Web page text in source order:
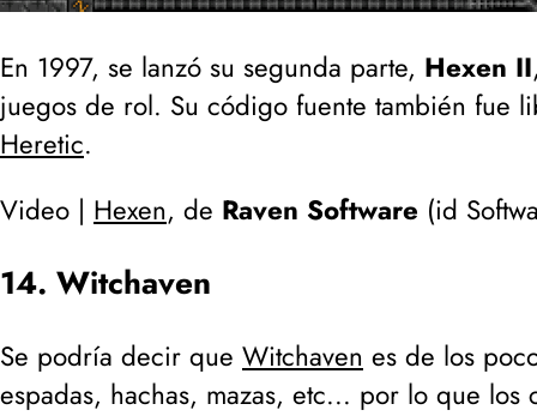
En 1997, se lanzó su segunda parte, Hexen II
juegos de rol. Su código fuente también fue
Heretic.
Video | Hexen, de Raven Software (id
14. Witchaven
Se podría decir que Witchaven es de los
espadas, hachas, mazas, etc... por lo que